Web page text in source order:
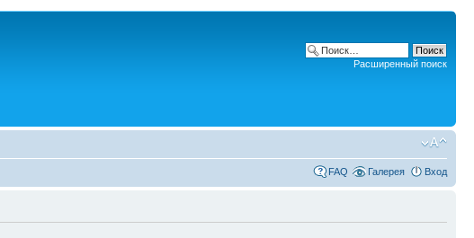
Расширенный поиск
FAQ Галерея Вход